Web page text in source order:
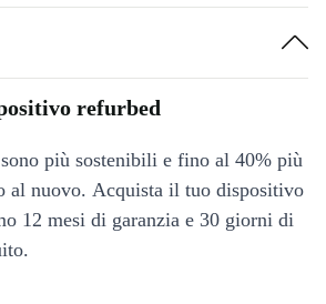
refurbed
più sostenibili e fino al 40% più
al nuovo. Acquista il tuo dispositivo
12 mesi di garanzia e 30 giorni di